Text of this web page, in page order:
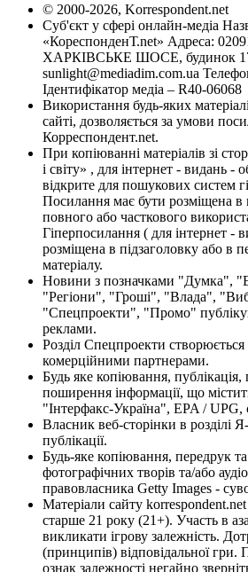
© 2000-2026, Korrespondent.net
Суб'єкт у сфері онлайн-медіа
«КореспонденТ.net» Адреса:
ХАРКІВСЬКЕ ШОСЕ, будинок
sunlight@mediadim.com.ua
Ідентифікатор медіа – R40-06068
Використання будь-яких
сайті, дозволяється за умови
Корреспондент.net.
При копіюванні матеріалів зі
і світу» , для інтернет - видань -
відкрите для пошукових систем
Посилання має бути розміщена в
повного або часткового
Гіперпосилання ( для інтернет -
розміщена в підзаголовку або в
матеріалу.
Новини з позначками "Думка",
"Регіони", "Гроші", "Влада",
"Спецпроекти", "Промо"
реклами.
Розділ Спецпроекти створюється
комерційними партнерами.
Будь яке копіювання,
поширення інформації, що
"Інтерфакс-Україна", EPA / UPG,
Власник веб-сторінки в розділі
публікації.
Будь-яке копіювання, передрук
фотографічних творів та/або
правовласника Getty Images -
Матеріали сайту korrespondent.net
старше 21 року (21+). Участь в
викликати ігрову залежність.
(принципів) відповідальної
ознак залежності негайно